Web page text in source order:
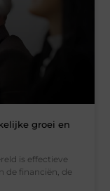
groei en
is effectieve
de financiën, de